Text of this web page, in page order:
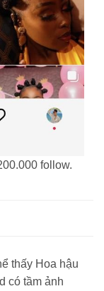
follow.
thấy Hoa hậu
có tầm ảnh